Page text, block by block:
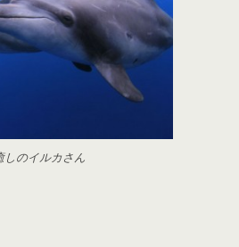
しのイルカさん